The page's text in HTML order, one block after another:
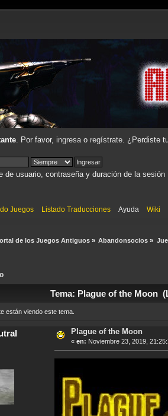
. Por favor, ingresao regístrate. ¿Perdiste
de usuario, contraseña y duración de la sesión
Juegos Listado Traducciones Ayuda Wiki
de los Juegos Antiguos» Abandonsocios »
Tema: Plague of the Moon
están viendo este tema.
Plague of the Moon
« en: Noviembre 23, 2019,